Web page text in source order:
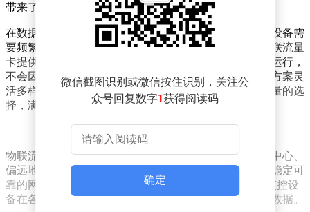
带来了更为可靠的安防保障。
在数据传输方面，物联流量卡同样表现出色。安防监控设备需
要频繁传输大量视频和图像数据，对流量需求极高。物联流量
卡提供了充足的数据流量支持，确保监控设备能够高效运行，
不会因为流量限制而影响监控效果。物联流量卡的资费方案灵
活多样，既有经济实惠的低流量套餐，也有高速、大流量的选
择，满足不同场景下的监控需求，有效降低了使用成本。
物联流量卡的网络覆盖能力同样令人瞩目。无论是城市中心、
偏远地区，还是室内、室外环境，物联流量卡都能提供稳定可
靠的网络连接。其支持4G和5G等多种网络制式，确保监控设
备在各种网络环境下都能保持顺畅通信，实时传输监控数据。
微信截图识别或微信按住识别，关注公
众号回复数字1获得阅读码
确定